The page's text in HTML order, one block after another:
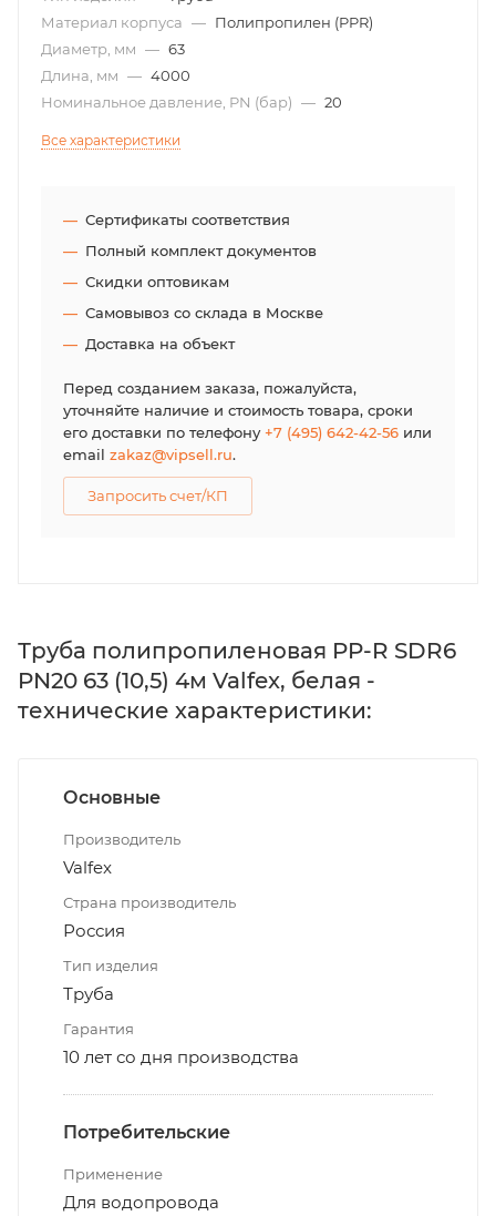
Материал корпуса — Полипропилен (PPR)
Диаметр, мм — 63
Длина, мм — 4000
Номинальное давление, PN (бар) — 20
Все характеристики
Сертификаты соответствия
Полный комплект документов
Скидки оптовикам
Самовывоз со склада в Москве
Доставка на объект
Перед созданием заказа, пожалуйста,
уточняйте наличие и стоимость товара, сроки
его доставки по телефону+7 (495) 642-42-56 или
email zakaz@vipsell.ru.
Запросить счет/КП
Труба полипропиленовая PP-R SDR6
PN20 63 (10,5) 4м Valfex, белая -
технические характеристики:
Основные
Производитель
Valfex
Страна производитель
Россия
Тип изделия
Труба
Гарантия
10 лет со дня производства
Потребительские
Применение
Для водопровода